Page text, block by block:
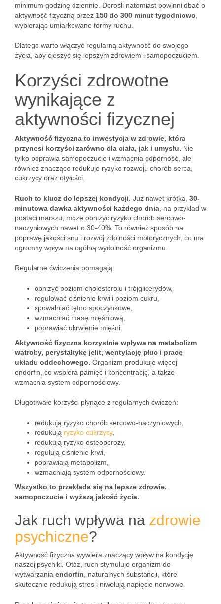
minimum godzinę dziennie. Dorośli natomiast powinni dbać o
aktywność fizyczną przez 150 do 300 minut tygodniowo
wybierając umiarkowane formy ruchu.
Dlatego warto włączyć regularną aktywność do swojego
życia, aby cieszyć się lepszym zdrowiem i samopoczuciem.
Korzyści zdrowotne
wynikające z
aktywności fizycznej
Aktywność fizyczna to inwestycja w zdrowie, która
przynosi korzyści zarówno dla ciała, jak i umysłu. Nie
tylko poprawia samopoczucie i wzmacnia odporność, ale
również znacząco redukuje ryzyko rozwoju chorób serca,
cukrzycy oraz otyłości.
Ruch to klucz do lepszej kondycji. Już nawet krótka, 30-
minutowa dawka aktywności każdego dnia , na przykład w
postaci marszu, może obniżyć ryzyko chorób sercowo-
naczyniowych nawet o 30-40%. To również sposób na
poprawę jakości snu i rozwój zdolności motorycznych, co ma
ogromny wpływ na ogólną wydolność organizmu.
Regularne ćwiczenia pomagają:
obniżyć poziom cholesterolu i trójglicerydów,
regulować ciśnienie krwi i poziom cukru,
spowalniać tętno spoczynkowe,
wzmacniać masę mięśniową,
poprawiać ukrwienie mięśni.
Aktywność fizyczna korzystnie wpływa na metabolizm
wątroby, perystaltykę jelit, wentylację płuc i pracę
układu oddechowego. Organizm produkuje więcej
endorfin, co wspiera pamięć i koncentrację, a także
wzmacnia system odpornościowy.
Długotrwałe korzyści płynące z regularnych ćwiczeń:
redukują ryzyko chorób sercowo-naczyniowych,
redukują ryzyko cukrzycy,
redukują ryzyko osteoporozy,
regulują ciśnienie krwi,
poprawiają metabolizm,
wzmacniają system odpornościowy.
Wszystko to przekłada się na lepsze zdrowie,
samopoczucie i wyższą jakość życia.
Jak ruch wpływa na zdrowie
psychiczne?
Aktywność fizyczna wywiera znaczący wpływ na kondycję
naszej psychiki. Otóż, ruch stymuluje organizm do
wytwarzania endorfin , naturalnych substancji, które
skutecznie redukują stres i niwelują napięcie nerwowe.